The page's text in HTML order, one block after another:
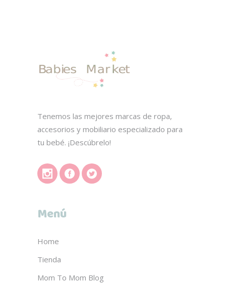
Tenemos las mejores marcas de ropa,
accesorios y mobiliario especializado para
tu bebé. ¡Descúbrelo!
Menú
Home
Tienda
Mom To Mom Blog